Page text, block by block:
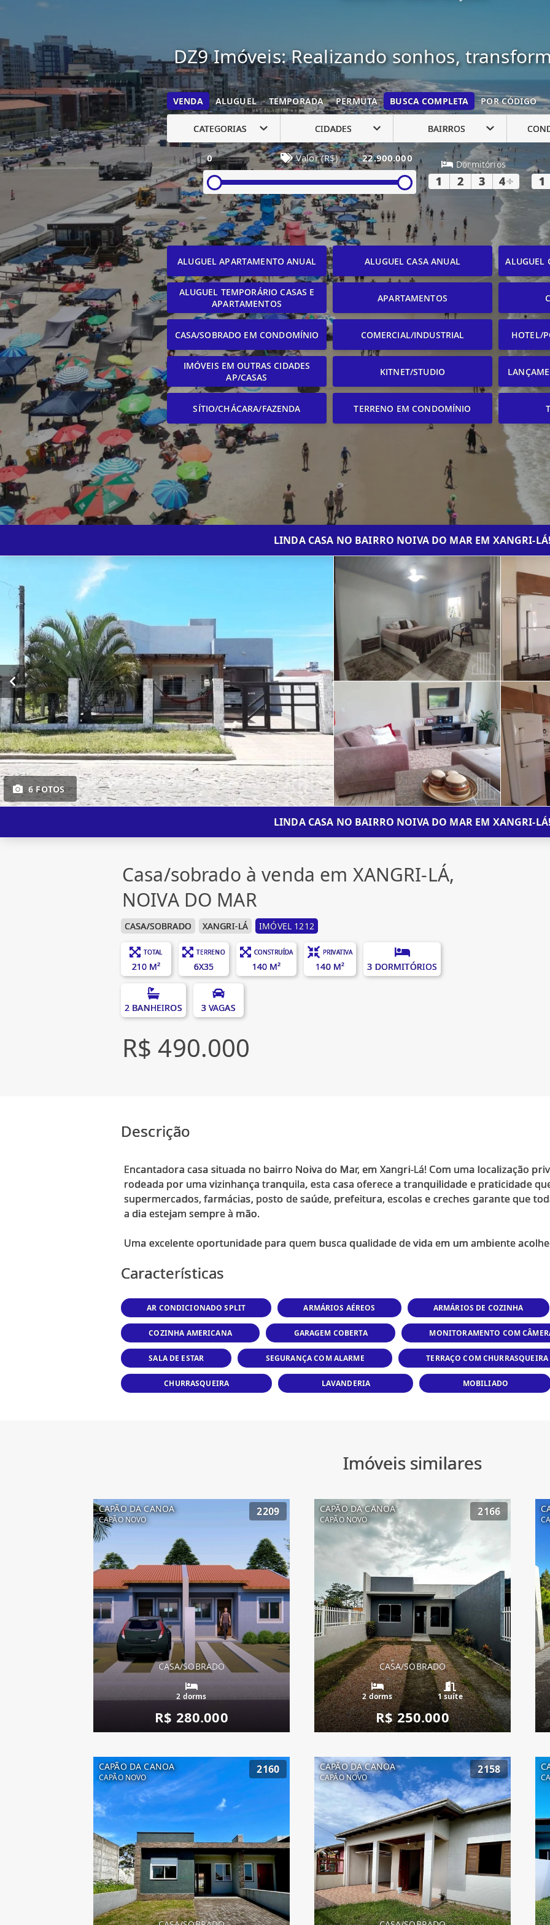
DZ9 Imóveis: Realizando sonhos,
VENDA ALUGUEL TEMPORADA PERMUTA BUSCA COMPLETA POR CÓDIGO
CATEGORIAS CIDADES BAIRROS
0 Valor (R$) 22.900.000 Dormitórios
1 2 3 4+ 1
ALUGUEL APARTAMENTO ANUAL ALUGUEL CASA ANUAL ALUGUEL
ALUGUEL TEMPORÁRIO CASAS E
APARTAMENTOS
APARTAMENTOS
CASA/SOBRADO EM CONDOMÍNIO COMERCIAL/INDUSTRIAL HOTEL/
IMÓVEIS EM OUTRAS CIDADES
AP/CASAS
KITNET/STUDIO
SÍTIO/CHÁCARA/FAZENDA TERRENO EM CONDOMÍNIO
LINDA CASA NO BAIRRO NOIVA DO MAR EM XANGRI-LÁ!
6 FOTOS
LINDA CASA NO BAIRRO NOIVA DO MAR EM XANGRI-LÁ!
Casa/sobrado à venda em XANGRI-LÁ,
NOIVA DO MAR
CASA/SOBRADO XANGRI-LÁ IMÓVEL 1212
TOTAL
210 M²
TERRENO
6X35
CONSTRUÍDA
140 M²
PRIVATIVA
140 M² 3 DORMITÓRIOS
2 BANHEIROS 3 VAGAS
R$ 490.000
Descrição
Encantadora casa situada no bairro Noiva do Mar, em Xangri-Lá! Com uma localização
rodeada por uma vizinhança tranquila, esta casa oferece a tranquilidade e praticidade
supermercados, farmácias, posto de saúde, prefeitura, escolas e creches garante que
a dia estejam sempre à mão.
Características
AR CONDICIONADO SPLIT ARMÁRIOS AÉREOS ARMÁRIOS DE COZINHA
COZINHA AMERICANA GARAGEM COBERTA MONITORAMENTO COM
SALA DE ESTAR SEGURANÇA COM ALARME TERRAÇO COM CHURRASQUEIRA
CHURRASQUEIRA LAVANDERIA MOBILIADO
Imóveis similares
CAPÃO DA CANOA
CAPÃO NOVO
2209
CASA/SOBRADO
2 dorms
R$ 280.000
CAPÃO DA CANOA
CAPÃO NOVO
2166
CASA/SOBRADO
2 dorms 1 suíte
R$ 250.000
CAPÃO DA CANOA
CAPÃO NOVO
2160 CAPÃO DA CANOA
CAPÃO NOVO
2158